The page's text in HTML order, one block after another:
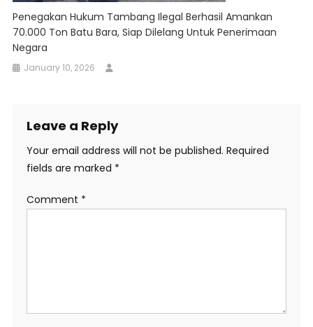
Penegakan Hukum Tambang Ilegal Berhasil Amankan
70.000 Ton Batu Bara, Siap Dilelang Untuk Penerimaan
Negara
January 10, 2026
Leave a Reply
Your email address will not be published. Required
fields are marked *
Comment *